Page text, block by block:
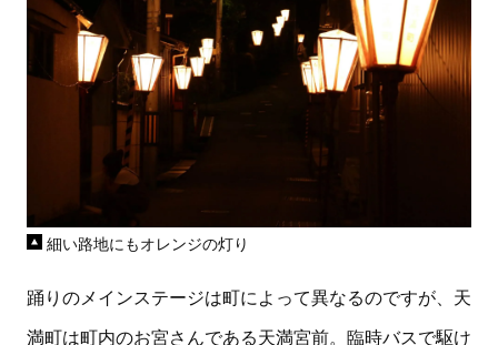
細い路地にもオレンジの灯り
踊りのメインステージは町によって異なるのですが、天
満町は町内のお宮さんである天満宮前。臨時バスで駆け